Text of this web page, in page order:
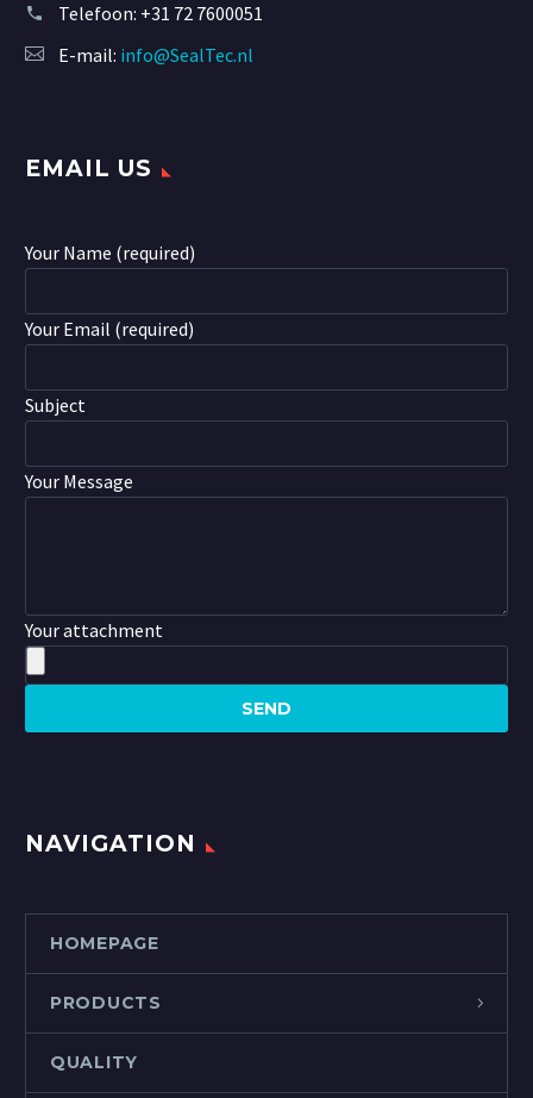
Telefoon: +31 72 7600051
E-mail: info@SealTec.nl
EMAIL US
Your Name (required)
Your Email (required)
Subject
Your Message
Your attachment
NAVIGATION
HOMEPAGE
PRODUCTS
QUALITY